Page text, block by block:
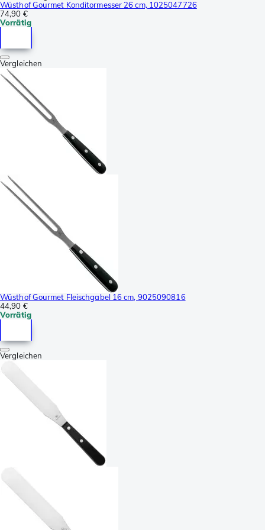
Wüsthof Gourmet Konditormesser 26 cm, 1025047726
74,90 €
Vorrätig
Vergleichen
Wüsthof Gourmet Fleischgabel 16 cm, 9025090816
44,90 €
Vorrätig
Vergleichen